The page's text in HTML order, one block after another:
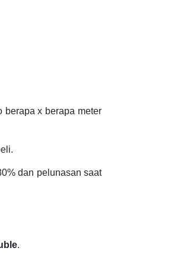
berapa x berapa meter
dan pelunasan saat
.